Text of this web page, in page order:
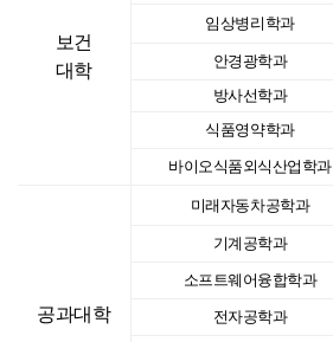
보건
대학
임상병리학과
안경광학과
방사선학과
식품영약학과
바이오식품외식산업학과
공과대학
미래자동차공학과
기계공학과
소프트웨어융합학과
전자공학과